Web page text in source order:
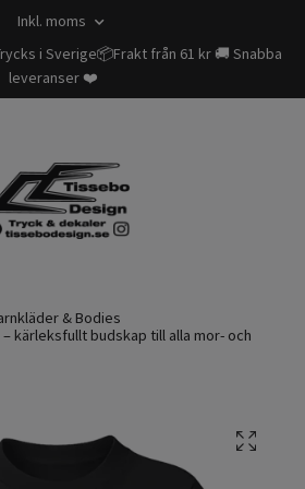
Inkl. moms
i Sverige📦Frakt från 61 kr 🚚 Snabba
leveranser ❤️
& Bodies
kärleksfullt budskap till alla mor- och